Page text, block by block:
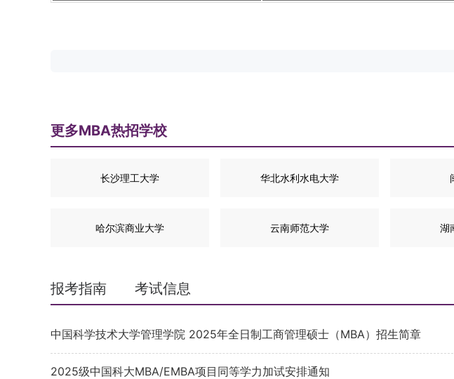
更多MBA热招学校
长沙理工大学 华北水利水电大学
哈尔滨商业大学 云南师范大学 湖
报考指南 考试信息
中国科学技术大学管理学院 2025年全日制工商管理硕士（MBA）招生简章
2025级中国科大MBA/EMBA项目同等学力加试安排通知